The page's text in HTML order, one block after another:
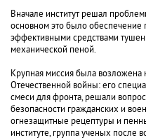
Вначале институт решал
основном это было
эффективными средствами
механической пеной.
Крупная миссия была возложена
Отечественной войны: его
смеси для фронта, решали
безопасности гражданских и
огнезащитные рецептуры и
институте, группа ученых после